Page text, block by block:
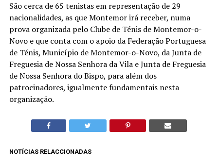
São cerca de 65 tenistas em representação de 29
nacionalidades, as que Montemor irá receber, numa
prova organizada pelo Clube de Ténis de Montemor-o-
Novo e que conta com o apoio da Federação Portuguesa
de Ténis, Município de Montemor-o-Novo, da Junta de
Freguesia de Nossa Senhora da Vila e Junta de Freguesia
de Nossa Senhora do Bispo, para além dos
patrocinadores, igualmente fundamentais nesta
organização.
NOTÍCIAS RELACCIONADAS